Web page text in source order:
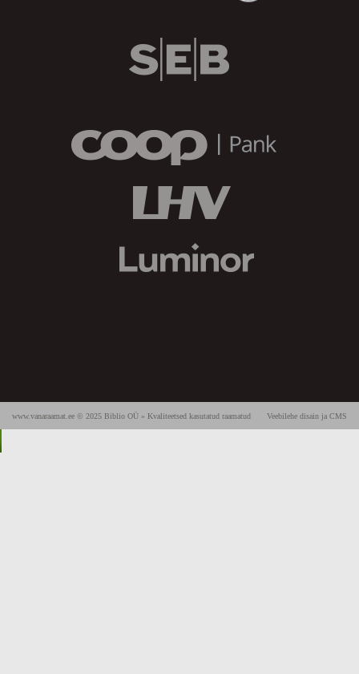
Veebilehe disain ja CMS
www.vanaraamat.ee © 2025 Biblio OÜ » Kvaliteetsed kasutatud raamatud